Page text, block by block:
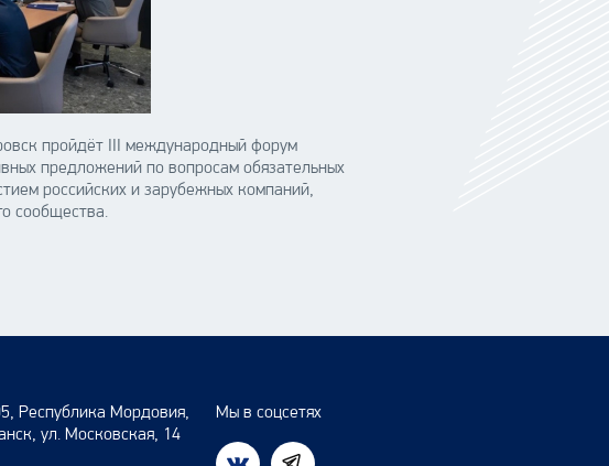
пройдёт III международный форум
предложений по вопросам обязательных
российских и зарубежных компаний,
сообщества.
Республика Мордовия,
ул. Московская, 14
Мы в соцсетях